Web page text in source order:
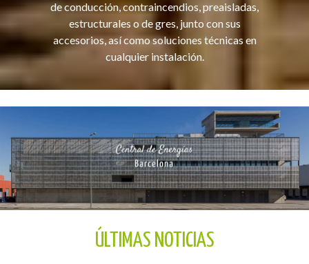
de conducción, contraincendios, preaisladas,
estructurales o de gres, junto con sus
accesorios, así como soluciones técnicas en
cualquier instalación.
ÚLTIMAS NOTICIAS